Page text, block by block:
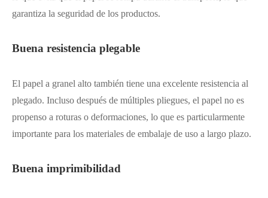
garantiza la seguridad de los productos.
Buena resistencia plegable
El papel a granel alto también tiene una excelente resistencia al
plegado. Incluso después de múltiples pliegues, el papel no es
propenso a roturas o deformaciones, lo que es particularmente
importante para los materiales de embalaje de uso a largo plazo.
Buena imprimibilidad